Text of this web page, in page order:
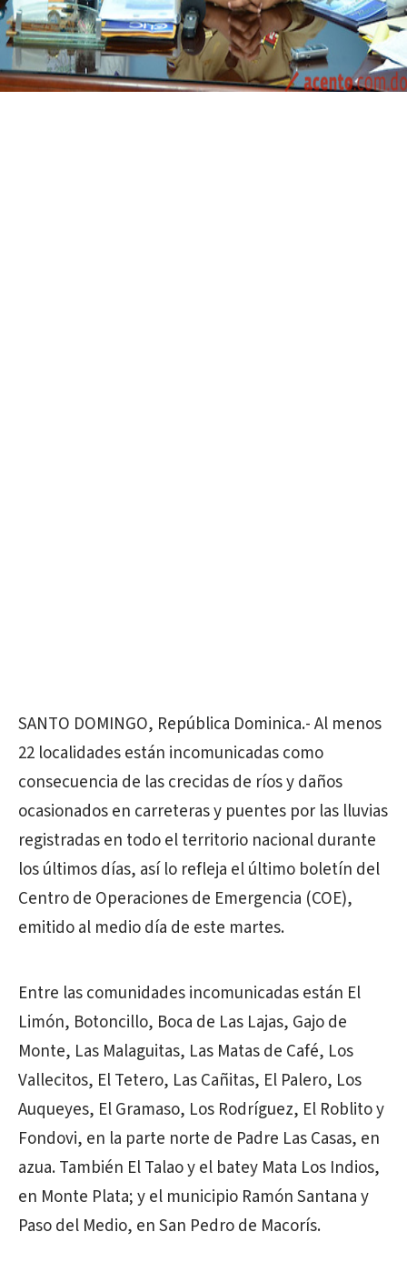
SANTO DOMINGO, República Dominica.- Al menos
22 localidades están incomunicadas como
consecuencia de las crecidas de ríos y daños
ocasionados en carreteras y puentes por las lluvias
registradas en todo el territorio nacional durante
los últimos días, así lo refleja el último boletín del
Centro de Operaciones de Emergencia (COE),
emitido al medio día de este martes.
Entre las comunidades incomunicadas están El
Limón, Botoncillo, Boca de Las Lajas, Gajo de
Monte, Las Malaguitas, Las Matas de Café, Los
Vallecitos, El Tetero, Las Cañitas, El Palero, Los
Auqueyes, El Gramaso, Los Rodríguez, El Roblito y
Fondovi, en la parte norte de Padre Las Casas, en
azua. También El Talao y el batey Mata Los Indios,
en Monte Plata; y el municipio Ramón Santana y
Paso del Medio, en San Pedro de Macorís.